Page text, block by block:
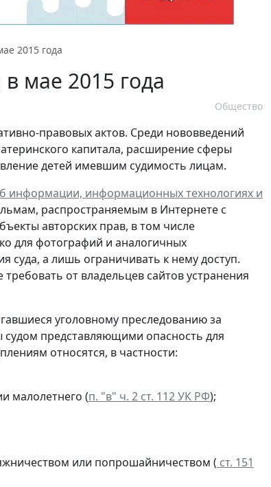
2015 года
мае 2015 года
Общество
правовых актов. Среди нововведений
капитала, расширение сферы
детей имевшим судимость лицам.
информации, информационных технологиях и
распространяемым в Интернете с
авторских прав, в том числе
для фотографий и аналогичных
суда, а лишь ограничивать к нему доступ.
от владельцев сайтов устранения
уголовному преследованию за
представляющими опасность для
относятся, в частности:
малолетнего (п. "в" ч. 2 ст. 112 УК РФ);
или попрошайничеством ( ст. 151